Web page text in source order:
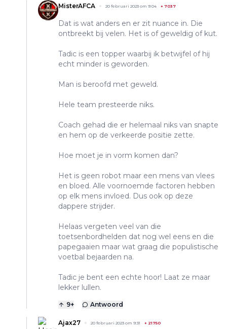
MisterAFCA 20 februari 2023 om 9:04 + 7037
Dat is wat anders en er zit nuance in. Die
ontbreekt bij velen. Het is of geweldig of kut.
Tadic is een topper waarbij ik betwijfel of hij
echt minder is geworden.
Man is beroofd met geweld.
Hele team presteerde niks.
Coach gehad die er helemaal niks van snapte
en hem op de verkeerde positie zette.
Hoe moet je in vorm komen dan?
Het is geen robot maar een mens van vlees
en bloed. Alle voornoemde factoren hebben
op elk mens invloed. Dus ook op deze
dappere strijder.
Helaas vergeten veel van die
toetsenbordhelden dat nog wel eens en die
papegaaien maar wat graag die populistische
voetbal bejaarden na.
Tadic je bent een echte hoor! Laat ze maar
lekker lullen.
9+ Antwoord
Ajax27 20 februari 2023 om 9:31 + 21750